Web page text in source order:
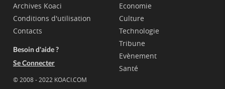
Archives Koaci
Conditions d'utilisation
Contacts
Besoin d'aide ?
Se Connecter
© 2008 - 2022 KOACI.COM
Economie
Culture
Technologie
Tribune
Evènement
Santé